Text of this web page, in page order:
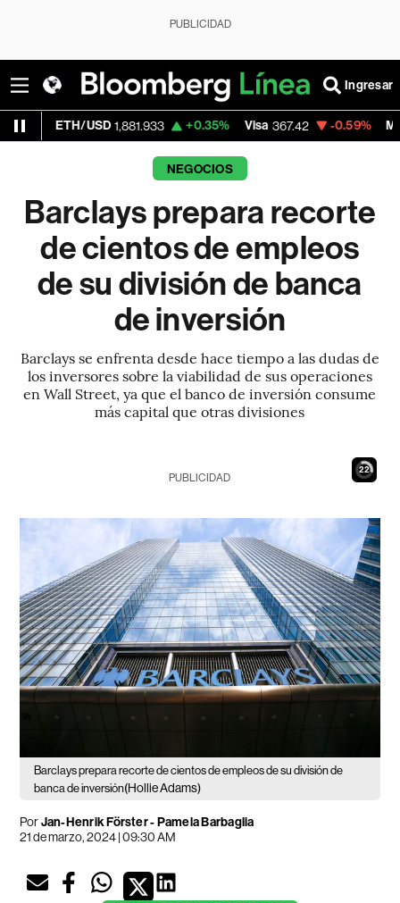
PUBLICIDAD
Ingresar
1,881.933 +0.35% Visa 367.42 -0.59% MercadoLibre
NEGOCIOS
Barclays prepara recorte
de cientos de empleos
de su división de banca
de inversión
Barclays se enfrenta desde hace tiempo a las dudas de
los inversores sobre la viabilidad de sus operaciones
en Wall Street, ya que el banco de inversión consume
más capital que otras divisiones
21
PUBLICIDAD
Barclays prepara recorte de cientos de empleos de su división de
banca de inversión(Hollie Adams)
PorJan-Henrik Förster - Pamela Barbaglia
21 de marzo, 2024 | 09:30 AM